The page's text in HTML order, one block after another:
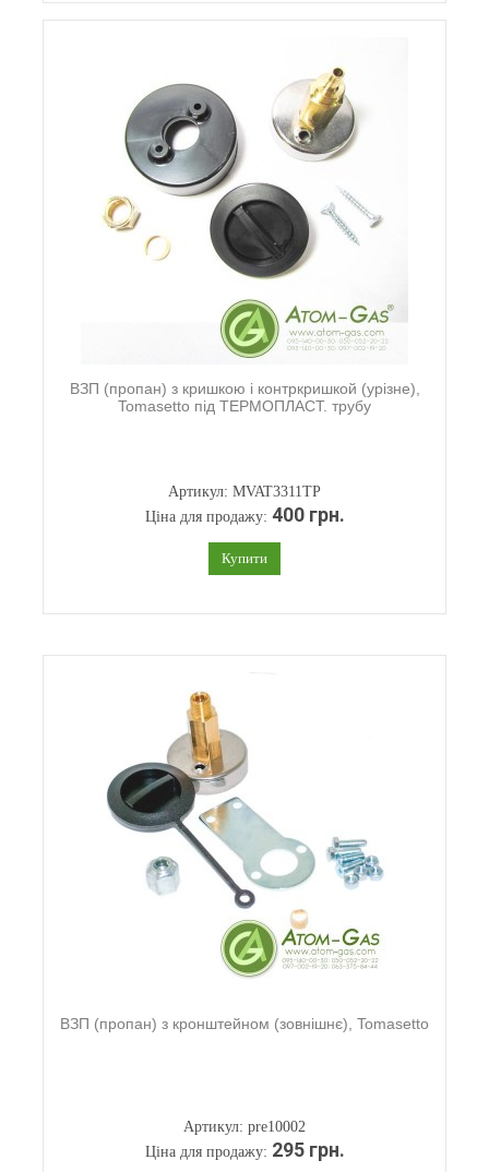
ВЗП (пропан) з кришкою і контркришкой (урізне),
Tomasetto під ТЕРМОПЛАСТ. трубу
Артикул: MVAT3311TP
Ціна для продажу: 400 грн.
Купити
ВЗП (пропан) з кронштейном (зовнішнє), Tomasetto
Артикул: pre10002
Ціна для продажу: 295 грн.